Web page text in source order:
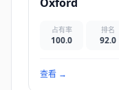
占有率
100.0
排名
92.0
查看 →